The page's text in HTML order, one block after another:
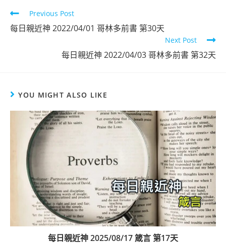
Previous Post
每日親近神 2022/04/01 哥林多前書 第30天
Next Post
每日親近神 2022/04/03 哥林多前書 第32天
YOU MIGHT ALSO LIKE
每日親近神 2025/08/17 箴言 第17天